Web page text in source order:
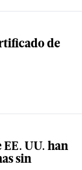
de
EE. UU. han
sin